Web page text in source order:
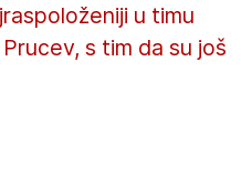
u timu
s tim da su još